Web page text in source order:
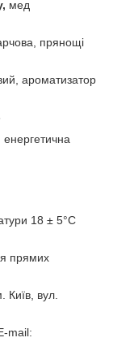
мед
прянощі
ароматизатор
енергетична
18 ± 5°C
прямих
Київ, вул.
mail: